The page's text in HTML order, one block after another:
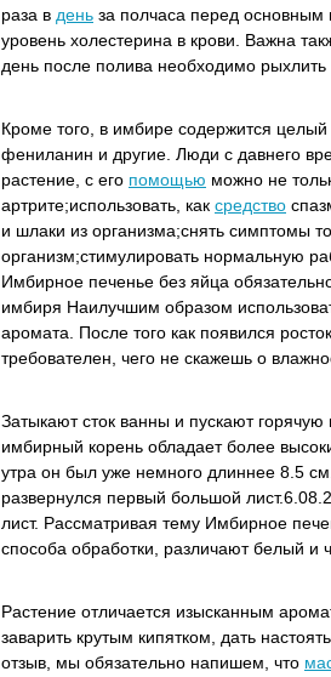
раза в день за полчаса перед
уровень холестерина в крови. Важна
день после полива необходимо рыхлить
Кроме того, в имбире содержится
фениланин и другие. Люди с давнего
растение, с его помощью можно не
артрите;использовать, как средство
и шлаки из организма;снять симптомы
организм;стимулировать нормальную
Имбирное печенье без яйца
имбиря Наилучшим образом
аромата. После того как появился росток,
требователен, чего не скажешь о
Затыкают сток ванны и пускают
имбирный корень обладает более
утра он был уже немного длиннее 8.5
развернулся первый большой
лист. Рассматривая тему Имбирное
способа обработки, различают белый и
Растение отличается изысканным
заварить крутым кипятком, дать
отзыв, мы обязательно напишем, что